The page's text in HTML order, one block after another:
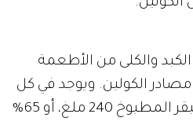
والكلى من الأطعمة
مصادر الكولين. ويوجد في كل
85 غراماً فقط من كبد البقر المطبوخ 240 ملغ، أو 65%